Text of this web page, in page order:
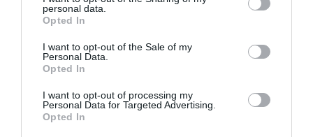
grant or deny consent to Google and its third-party tags to
use your data for below specified purposes in below Google
consent section.
personal data.
Opted In
I want to opt-out of the Sale of my
Personal Data.
Opted In
I want to opt-out of processing my
Personal Data for Targeted Advertising.
Opted In
στο 65′ με την παράλληλη προς την εστία συρτή
σέντρα του Βαγιαννίδη που δεν πρόλαβαν οι
συμπαίκτες του και στο 67′ με την κεφαλιά άουτ του
Παπαδόπουλου. Στο 69ο λεπτό, όμως, ο Σερπέζης
δεν λάθεψε εκμεταλλευόμενος το γύρισμα του
Καλομοίρη. Στο 75′ οι αμυντικοί του Λεβαδειακού